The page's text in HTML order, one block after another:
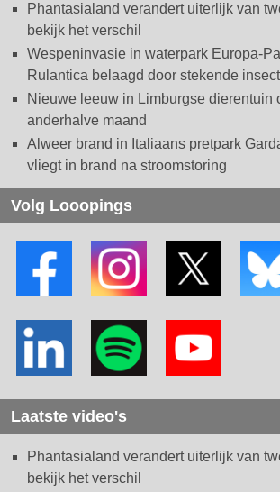
Phantasialand verandert uiterlijk van
bekijk het verschil
Wespeninvasie in waterpark Europa-
Rulantica belaagd door stekende
Nieuwe leeuw in Limburgse dierentuin
anderhalve maand
Alweer brand in Italiaans pretpark
vliegt in brand na stroomstoring
Volg Looopings
Laatste video's
Phantasialand verandert uiterlijk van
bekijk het verschil